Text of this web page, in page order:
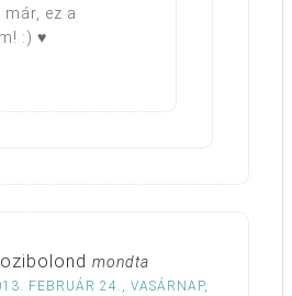
már, ez a
:) ♥
mondta
FEBRUÁR 24., VASÁRNAP,